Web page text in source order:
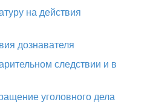
на действия
дознавателя
следствии и в
уголовного дела